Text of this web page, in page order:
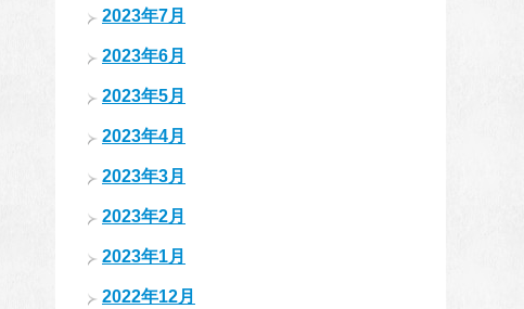
2023年7月
2023年6月
2023年5月
2023年4月
2023年3月
2023年2月
2023年1月
2022年12月